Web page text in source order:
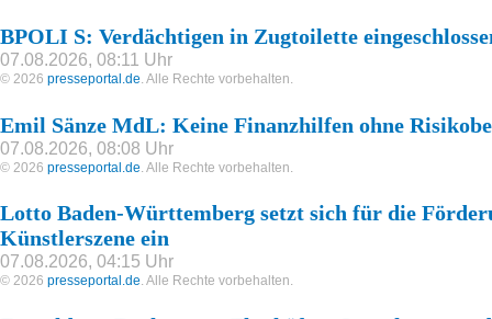
BPOLI S: Verdächtigen in Zugtoilette
07.08.2026, 08:11 Uhr
© 2026 presseportal.de. Alle Rechte vorbehalten.
Emil Sänze MdL: Keine Finanzhilfen ohne
07.08.2026, 08:08 Uhr
© 2026 presseportal.de . Alle Rechte vorbehalten.
Lotto Baden-Württemberg setzt sich für die
Künstlerszene ein
07.08.2026, 04:15 Uhr
© 2026 presseportal.de. Alle Rechte vorbehalten.